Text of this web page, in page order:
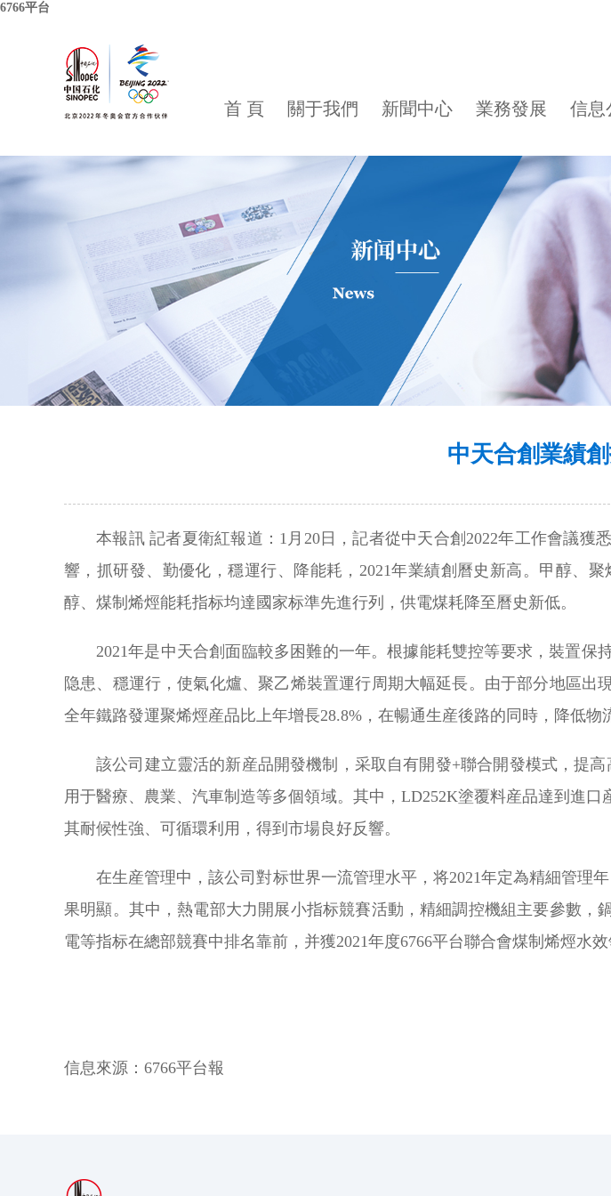
6766平台
首 頁 關于我們 新聞中心 業務發展 信息
中天合創業績
本報訊 記者夏衛紅報道：1月20日，記者從中天合創2022年工作會議
響，抓研發、勤優化，穩運行、降能耗，2021年業績創曆史新高。甲醇、
醇、煤制烯烴能耗指标均達國家标準先進行列，供電煤耗降至曆史新低。
2021年是中天合創面臨較多困難的一年。根據能耗雙控等要求，裝置
隐患、穩運行，使氣化爐、聚乙烯裝置運行周期大幅延長。由于部分地區出
全年鐵路發運聚烯烴産品比上年增長28.8%，在暢通生産後路的同時，降低物
該公司建立靈活的新産品開發機制，采取自有開發+聯合開發模式，提
用于醫療、農業、汽車制造等多個領域。其中，LD252K塗覆料産品達到進
其耐候性強、可循環利用，得到市場良好反響。
在生産管理中，該公司對标世界一流管理水平，将2021年定為精細管理
果明顯。其中，熱電部大力開展小指标競賽活動，精細調控機組主要參數
電等指标在總部競賽中排名靠前，并獲2021年度6766平台聯合會煤制烯烴水效
信息來源： 6766平台報